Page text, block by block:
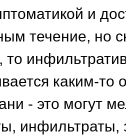
и
течение, но
то
каким-то
- это могут